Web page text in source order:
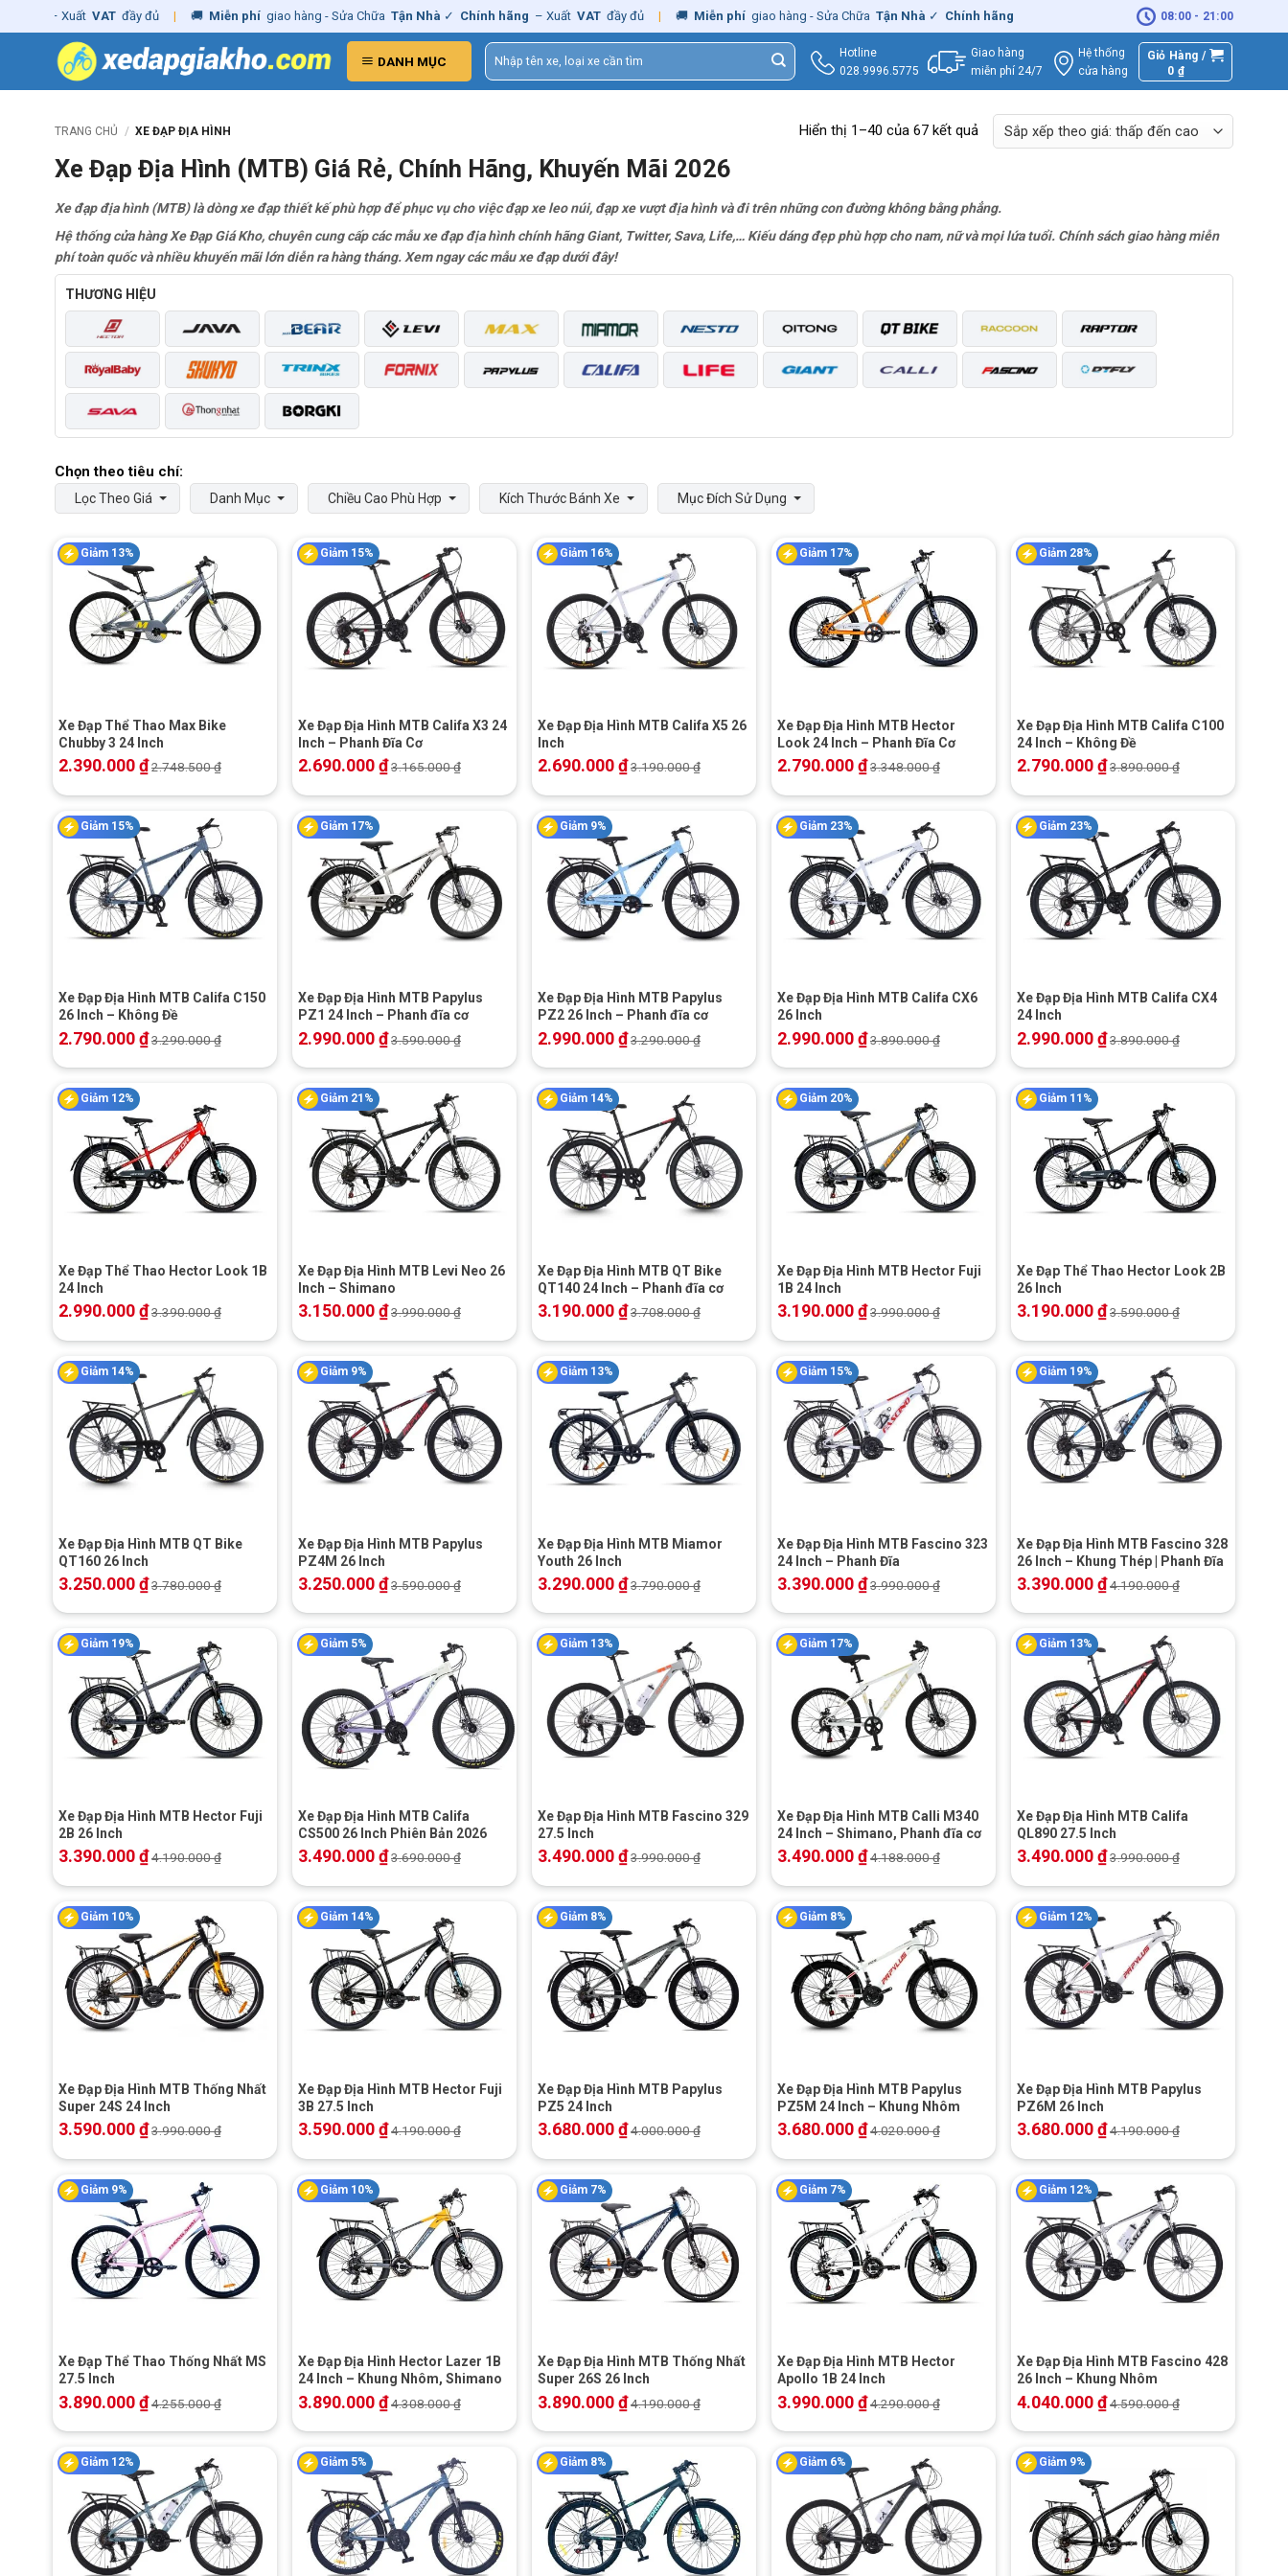
to
VAT đầy đủ 🚚 Miễn phí giao hàng - Sửa Chữa Tận Nhà ✓ Chính hãng – Xuất VAT đầy đủ 🚚 Miễn phí giao hàng - Sửa Chữa Tận Nhà ✓ Chính hãng – Xuất VAT Miễn phí giao hàng - Sửa
08:00 - 21:00
DANH MỤC
Tìm
kiếm:
Hotline
028.9996.5775
Giao hàng
miễn phí 24/7
Hệ thống
cửa hàng
Giỏ Hàng /
0₫
TRANG CHỦ / XE ĐẠP ĐỊA HÌNH Hiển thị 1–40 của 67 kết quả
Xe Đạp Địa Hình (MTB) Giá Rẻ, Chính Hãng, Khuyến Mãi 2026
Xe đạp địa hình (MTB) là dòng xe đạp thiết kế phù hợp để phục vụ cho việc đạp xe leo núi, đạp xe vượt địa hình và đi trên những con đường không bằng phẳng.
Hệ thống cửa hàng Xe Đạp Giá Kho, chuyên cung cấp các mẫu xe đạp địa hình chính hãng Giant, Twitter, Sava, Life,… Kiếu dáng đẹp phù hợp cho nam, nữ và mọi lứa tuổi. Chính sách giao hàng miễn
phí toàn quốc và nhiều khuyến mãi lớn diễn ra hàng tháng. Xem ngay các mẫu xe đạp dưới đây!
THƯƠNG HIỆU
Lọc Theo Giá Danh Mục Chiều Cao Phù Hợp Kích Thước Bánh Xe Mục Đích Sử Dụng
Giảm 13%
Xe Đạp Thể Thao Max Bike
Chubby 3 24 Inch
2.390.000₫2.748.500₫
Giảm 15%
+
Xe Đạp Địa Hình MTB Califa X3 24
Inch – Phanh Đĩa Cơ
2.690.000₫3.165.000₫
Giảm 16%
+
Xe Đạp Địa Hình MTB Califa X5 26
Inch
2.690.000₫3.190.000₫
Giảm 17%
Xe Đạp Địa Hình MTB Hector
Look 24 Inch – Phanh Đĩa Cơ
2.790.000₫3.348.000₫
Giảm 28%
Xe Đạp Địa Hình MTB Califa C100
24 Inch – Không Đề
2.790.000₫3.890.000₫
Giảm 15%
+
Xe Đạp Địa Hình MTB Califa C150
26 Inch – Không Đề
2.790.000₫3.290.000₫
Giảm 17%
Xe Đạp Địa Hình MTB Papylus
PZ1 24 Inch – Phanh đĩa cơ
2.990.000₫3.590.000₫
Giảm 9%
Xe Đạp Địa Hình MTB Papylus
PZ2 26 Inch – Phanh đĩa cơ
2.990.000₫3.290.000₫
Giảm 23%
+
Xe Đạp Địa Hình MTB Califa CX6
26 Inch
2.990.000₫3.890.000₫
Giảm 23%
+
Xe Đạp Địa Hình MTB Califa CX4
24 Inch
2.990.000₫3.890.000₫
Giảm 12%
+
Xe Đạp Thể Thao Hector Look 1B
24 Inch
2.990.000₫3.390.000₫
Giảm 21%
+
Xe Đạp Địa Hình MTB Levi Neo 26
Inch – Shimano
3.150.000₫3.990.000₫
Giảm 14%
Xe Đạp Địa Hình MTB QT Bike
QT140 24 Inch – Phanh đĩa cơ
3.190.000₫3.708.000₫
Giảm 20%
+
Xe Đạp Địa Hình MTB Hector Fuji
1B 24 Inch
3.190.000₫3.990.000₫
Giảm 11%
+
Xe Đạp Thể Thao Hector Look 2B
26 Inch
3.190.000₫3.590.000₫
Giảm 14%
Xe Đạp Địa Hình MTB QT Bike
QT160 26 Inch
3.250.000₫3.780.000₫
Giảm 9%
Xe Đạp Địa Hình MTB Papylus
PZ4M 26 Inch
3.250.000₫3.590.000₫
Giảm 13%
+
Xe Đạp Địa Hình MTB Miamor
Youth 26 Inch
3.290.000₫3.790.000₫
Giảm 15%
Xe Đạp Địa Hình MTB Fascino 323
24 Inch – Phanh Đĩa
3.390.000₫3.990.000₫
Giảm 19%
Xe Đạp Địa Hình MTB Fascino 328
26 Inch – Khung Thép | Phanh Đĩa
3.390.000₫4.190.000₫
Giảm 19%
+
Xe Đạp Địa Hình MTB Hector Fuji
2B 26 Inch
3.390.000₫4.190.000₫
Giảm 5%
+
Xe Đạp Địa Hình MTB Califa
CS500 26 Inch Phiên Bản 2026
3.490.000₫3.690.000₫
Giảm 13%
Xe Đạp Địa Hình MTB Fascino 329
27.5 Inch
3.490.000₫3.990.000₫
Giảm 17%
Xe Đạp Địa Hình MTB Calli M340
24 Inch – Shimano, Phanh đĩa cơ
3.490.000₫4.188.000₫
Giảm 13%
+
Xe Đạp Địa Hình MTB Califa
QL890 27.5 Inch
3.490.000₫3.990.000₫
Giảm 10%
Xe Đạp Địa Hình MTB Thống Nhất
Super 24S 24 Inch
3.590.000₫3.990.000₫
Giảm 14%
+
Xe Đạp Địa Hình MTB Hector Fuji
3B 27.5 Inch
3.590.000₫4.190.000₫
Giảm 8%
Xe Đạp Địa Hình MTB Papylus
PZ5 24 Inch
3.680.000₫4.000.000₫
Giảm 8%
Xe Đạp Địa Hình MTB Papylus
PZ5M 24 Inch – Khung Nhôm
3.680.000₫4.020.000₫
Giảm 12%
+
Xe Đạp Địa Hình MTB Papylus
PZ6M 26 Inch
3.680.000₫4.190.000₫
Giảm 9%
Xe Đạp Thể Thao Thống Nhất MS
27.5 Inch
3.890.000₫4.255.000₫
Giảm 10%
Xe Đạp Địa Hình Hector Lazer 1B
24 Inch – Khung Nhôm, Shimano
3.890.000₫4.308.000₫
Giảm 7%
+
Xe Đạp Địa Hình MTB Thống Nhất
Super 26S 26 Inch
3.890.000₫4.190.000₫
Giảm 7%
+
Xe Đạp Địa Hình MTB Hector
Apollo 1B 24 Inch
3.990.000₫4.290.000₫
Giảm 12%
Xe Đạp Địa Hình MTB Fascino 428
26 Inch – Khung Nhôm
4.040.000₫4.590.000₫
Giảm 12% Giảm 5% Giảm 8% Giảm 6% Giảm 9%
+